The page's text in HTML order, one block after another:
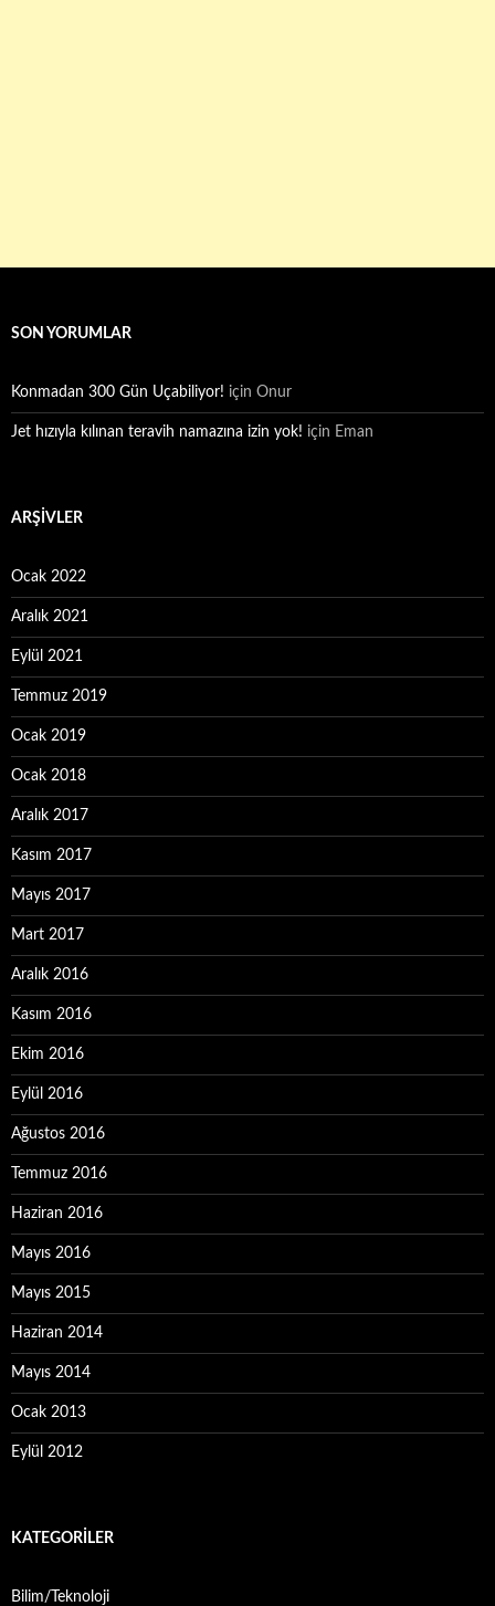
SON YORUMLAR
Konmadan 300 Gün Uçabiliyor! için Onur
Jet hızıyla kılınan teravih namazına izin yok! için Eman
ARŞIVLER
Ocak 2022
Aralık 2021
Eylül 2021
Temmuz 2019
Ocak 2019
Ocak 2018
Aralık 2017
Kasım 2017
Mayıs 2017
Mart 2017
Aralık 2016
Kasım 2016
Ekim 2016
Eylül 2016
Ağustos 2016
Temmuz 2016
Haziran 2016
Mayıs 2016
Mayıs 2015
Haziran 2014
Mayıs 2014
Ocak 2013
Eylül 2012
KATEGORILER
Bilim/Teknoloji